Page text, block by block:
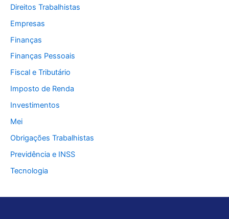
Direitos Trabalhistas
Empresas
Finanças
Finanças Pessoais
Fiscal e Tributário
Imposto de Renda
Investimentos
Mei
Obrigações Trabalhistas
Previdência e INSS
Tecnologia